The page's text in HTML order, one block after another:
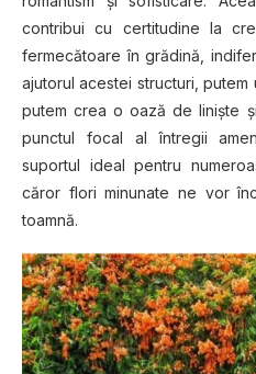
contribui cu certitudine la
fermecătoare în grădină,
ajutorul acestei structuri,
putem crea o oază de linişte
punctul focal al întregii
suportul ideal pentru
căror flori minunate ne vor
toamnă.